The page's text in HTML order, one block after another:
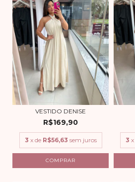
VESTIDO DENISE
R$169,90
3 x de R$56,63 sem juros
COMPRAR
3 x